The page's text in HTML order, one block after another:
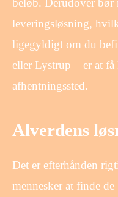
beløb. Derudover
leveringsløsning,
ligegyldigt om du
eller Lystrup – er at
afhentningssted.
Alverdens
Det er efterhånden
mennesker at finde